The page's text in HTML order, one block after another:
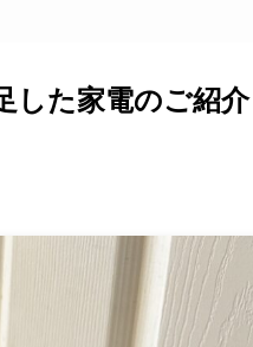
した家電のご紹介